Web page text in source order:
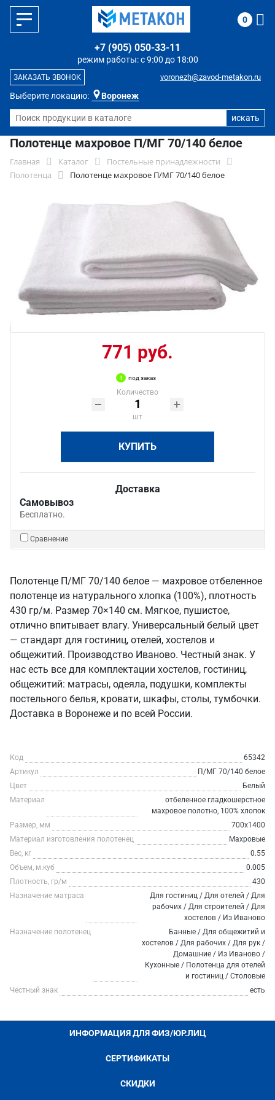
Выберите локацию: Воронеж
режим работы: с 9:00 до 18:00
+7 (905) 050-33-11
voronezh@zavod-metakon.ru
ЗАКАЗАТЬ ЗВОНОК
0
Полотенце махровое П/МГ 70/140 белое
Главная Каталог
Постельные принадлежности
Полотенца
Полотенце махровое П/МГ 70/140 белое
771 руб.
под заказ
Количество
шт
КУПИТЬ
Доставка
Самовывоз
Бесплатно.
Сравнение
Полотенце П/МГ 70/140 белое — махровое отбеленное
полотенце из натурального хлопка (100%), плотность
430 гр/м. Размер 70×140 см. Мягкое, пушистое,
отлично впитывает влагу. Универсальный белый цвет
— стандарт для гостиниц, отелей, хостелов и
общежитий. Производство Иваново. Честный знак. У
нас есть все для комплектации хостелов, гостиниц,
общежитий: матрасы, одеяла, подушки, комплекты
постельного белья, кровати, шкафы, столы, тумбочки.
Доставка в Воронеже и по всей России.
Код
65342
Артикул
П/МГ 70/140 белое
Цвет
Белый
Материал
отбеленное гладкошерстное
махровое полотно, 100% хлопок
Размер, мм
700х1400
Материал изготовления полотенец
Махровые
Вес, кг
0.55
Объем, м.куб
0.005
Плотность, гр/м
430
Назначение матраса
Для гостиниц / Для отелей / Для
рабочих / Для строителей / Для
хостелов / Из Иваново
Назначение полотенец
Банные / Для общежитий и
хостелов / Для рабочих / Для рук /
Домашние / Из Иваново /
Кухонные / Полотенца для отелей
и гостиниц / Столовые
Честный знак
есть
ИНФОРМАЦИЯ ДЛЯ ФИЗ/ЮР.ЛИЦ
СЕРТИФИКАТЫ
СКИДКИ